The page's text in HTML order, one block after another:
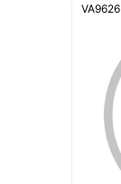
VA9626